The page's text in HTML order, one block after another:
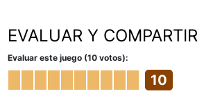
EVALUAR Y COMPARTIR
Evaluar este juego (10 votos):
10